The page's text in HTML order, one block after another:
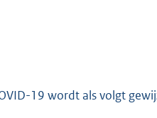
:
19 wordt als volgt